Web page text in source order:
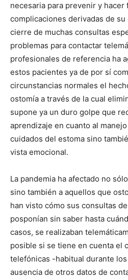
necesaria para prevenir y hacer
complicaciones derivadas de su
cierre de muchas consultas
problemas para contactar
profesionales de referencia ha
estos pacientes ya de por sí
circunstancias normales el
ostomía a través de la cual
supone ya un duro golpe que
aprendizaje en cuanto al
cuidados del estoma sino
vista emocional.
La pandemia ha afectado no
sino también a aquellos que
han visto cómo sus consultas
posponían sin saber hasta
casos, se realizaban
posible si se tiene en cuenta el
telefónicas -habitual durante
ausencia de otros datos de